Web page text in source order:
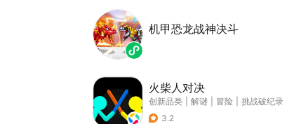
机甲恐龙战神决斗
火柴人对决
创新品类 解谜 冒险
挑战破纪录
3.2